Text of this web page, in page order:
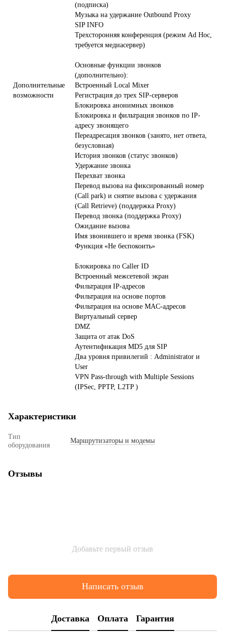
Дополнительные
возможности
(подписка)
Музыка на удержание Outbound Proxy
SIP INFO
Трехсторонняя конференция (режим Ad Hoc,
требуется медиасервер)
Основные функции звонков
(дополнительно):
Встроенный Local Mixer
Регистрация до трех SIP-серверов
Блокировка анонимных звонков
Блокировка и фильтрация звонков по IP-
адресу звонящего
Переадресация звонков (занято, нет ответа,
безусловная)
История звонков (статус звонков)
Удержание звонка
Перехват звонка
Перевод вызова на фиксированный номер
(Call park) и снятие вызова с удержания
(Call Retrieve) (поддержка Proxy)
Перевод звонка (поддержка Proxy)
Ожидание вызова
Имя звонившего и время звонка (FSK)
Функция «Не беспокоить»
Блокировка по Caller ID
Встроенный межсетевой экран
Фильтрация IP-адресов
Фильтрация на основе портов
Фильтрация на основе MAC-адресов
Виртуальный сервер
DMZ
Защита от атак DoS
Аутентификация MD5 для SIP
Два уровня привилегий : Administrator и
User
VPN Pass-through with Multiple Sessions
(IPSec, PPTP, L2TP )
Характеристики
Тип
оборудования
Маршрутизаторы и модемы
Отзывы
Добавьте первый отзыв
Написать отзыв
Доставка Оплата Гарантия